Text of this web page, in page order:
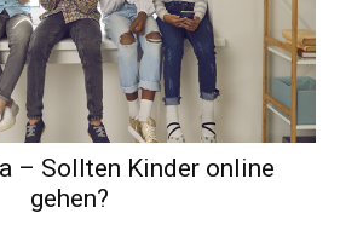
– Sollten Kinder online
gehen?